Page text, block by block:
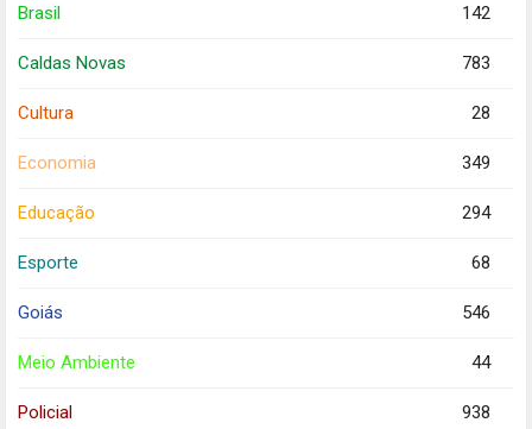
Brasil 142
Caldas Novas 783
Cultura 28
Economia 349
Educação 294
Esporte 68
Goiás 546
Meio Ambiente 44
Policial 938